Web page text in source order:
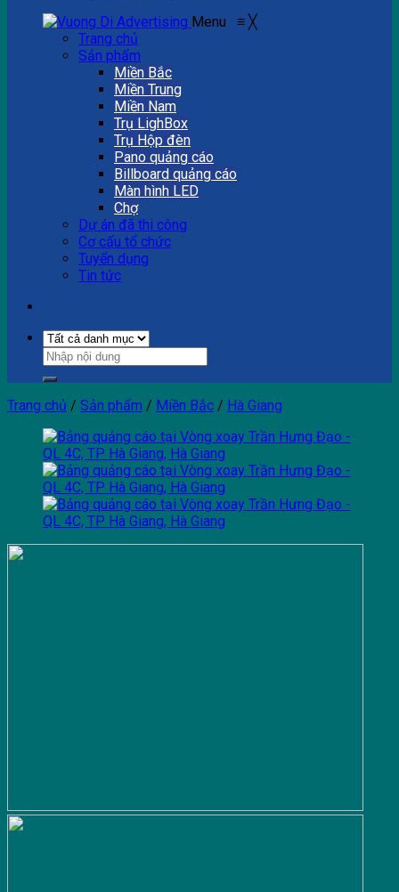
Menu ≡ ╳
Trang chủ
Sản phẩm
Miền Bắc
Miền Trung
Miền Nam
Trụ LighBox
Trụ Hộp đèn
Pano quảng cáo
Billboard quảng cáo
Màn hình LED
Chợ
Dự án đã thi công
Cơ cấu tổ chức
Tuyển dụng
Tin tức
Trang chủ / Sản phẩm / Miền Bắc / Hà Giang